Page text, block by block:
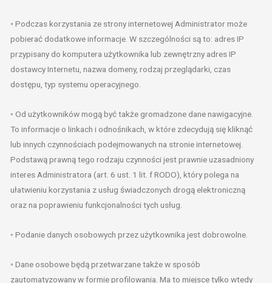
◦ Podczas korzystania ze strony internetowej Administrator może
pobierać dodatkowe informacje. W szczególności są to: adres IP
przypisany do komputera użytkownika lub zewnętrzny adres IP
dostawcy Internetu, nazwa domeny, rodzaj przeglądarki, czas
dostępu, typ systemu operacyjnego.
◦ Od użytkowników mogą być także gromadzone dane nawigacyjne.
To informacje o linkach i odnośnikach, w które zdecydują się kliknąć
lub innych czynnościach podejmowanych na stronie internetowej.
Podstawą prawną tego rodzaju czynności jest prawnie uzasadniony
interes Administratora (art. 6 ust. 1 lit. f RODO), który polega na
ułatwieniu korzystania z usług świadczonych drogą elektroniczną
oraz na poprawieniu funkcjonalności tych usług.
◦ Podanie danych osobowych przez użytkownika jest dobrowolne.
◦ Dane osobowe będą przetwarzane także w sposób
zautomatyzowany w formie profilowania. Ma to miejsce tylko wtedy